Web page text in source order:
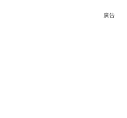
廣告